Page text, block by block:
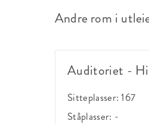
Andre rom i
Auditoriet -
Sitteplasser:167
Ståplasser: -